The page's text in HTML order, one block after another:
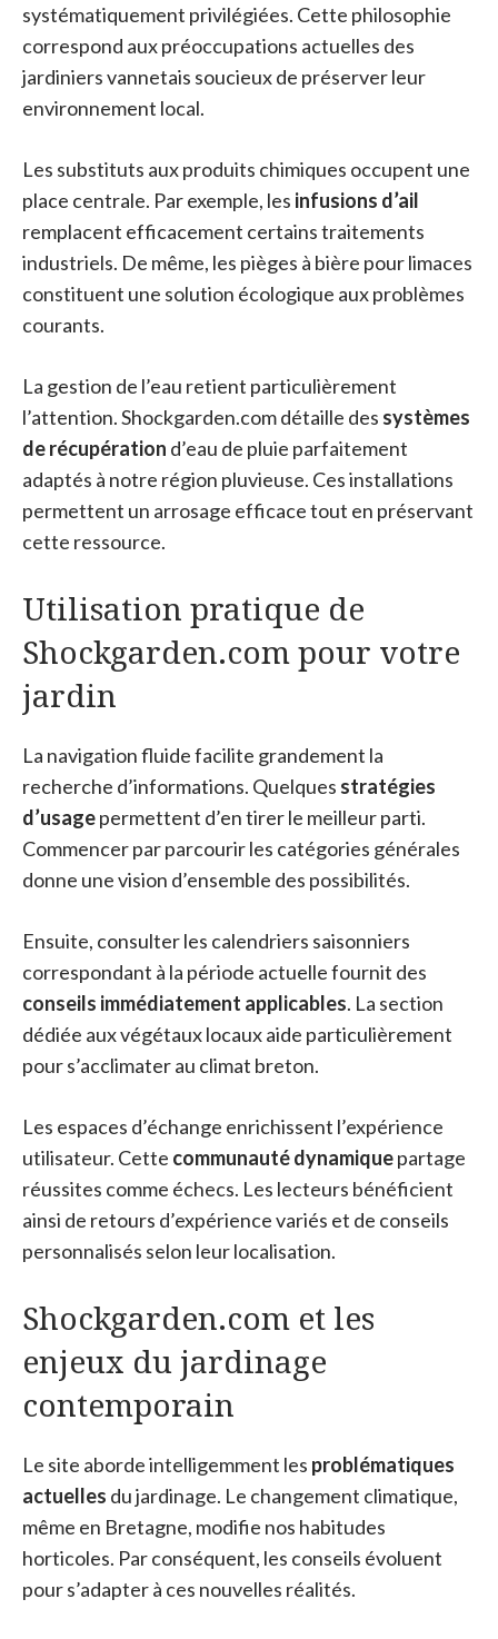
systématiquement privilégiées. Cette philosophie
correspond aux préoccupations actuelles des
jardiniers vannetais soucieux de préserver leur
environnement local.
Les substituts aux produits chimiques occupent une
place centrale. Par exemple, les infusions d’ail
remplacent efficacement certains traitements
industriels. De même, les pièges à bière pour limaces
constituent une solution écologique aux problèmes
courants.
La gestion de l’eau retient particulièrement
l’attention. Shockgarden.com détaille des systèmes
de récupération d’eau de pluie parfaitement
adaptés à notre région pluvieuse. Ces installations
permettent un arrosage efficace tout en préservant
cette ressource.
Utilisation pratique de
Shockgarden.com pour votre
jardin
La navigation fluide facilite grandement la
recherche d’informations. Quelques stratégies
d’usagepermettent d’en tirer le meilleur parti.
Commencer par parcourir les catégories générales
donne une vision d’ensemble des possibilités.
Ensuite, consulter les calendriers saisonniers
correspondant à la période actuelle fournit des
conseils immédiatement applicables. La section
dédiée aux végétaux locaux aide particulièrement
pour s’acclimater au climat breton.
Les espaces d’échange enrichissent l’expérience
utilisateur. Cette communauté dynamiquepartage
réussites comme échecs. Les lecteurs bénéficient
ainsi de retours d’expérience variés et de conseils
personnalisés selon leur localisation.
Shockgarden.com et les
enjeux du jardinage
contemporain
Le site aborde intelligemment les problématiques
actuelles du jardinage. Le changement climatique,
même en Bretagne, modifie nos habitudes
horticoles. Par conséquent, les conseils évoluent
pour s’adapter à ces nouvelles réalités.